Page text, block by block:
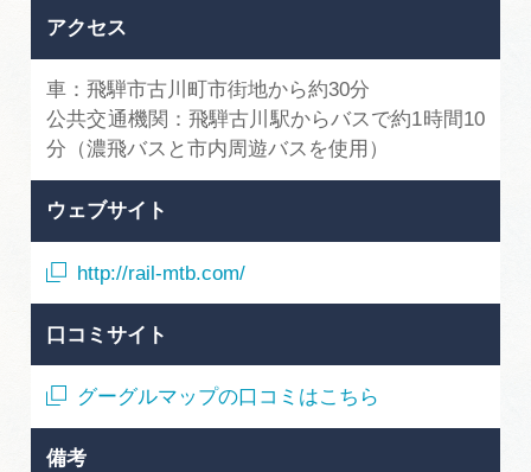
アクセス
車：飛騨市古川町市街地から約30分
公共交通機関：飛騨古川駅からバスで約1時間10
分（濃飛バスと市内周遊バスを使用）
ウェブサイト
http://rail-mtb.com/
口コミサイト
グーグルマップの口コミはこちら
備考